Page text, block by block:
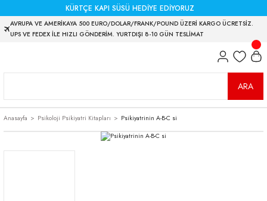
KÜRTÇE KAPI SÜSÜ HEDİYE EDİYORUZ
AVRUPA VE AMERİKAYA 500 EURO/DOLAR/FRANK/POUND ÜZERİ KARGO ÜCRETSİZ.
UPS VE FEDEX İLE HIZLI GÖNDERİM. YURTDIŞI 8-10 GÜN TESLİMAT
ARA
Anasayfa Psikoloji Psikiyatri Kitapları Psikiyatrinin A-B-C si